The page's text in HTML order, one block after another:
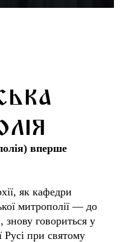
вперше
як кафедри
митрополії — до
знову говориться у
Русі при святому